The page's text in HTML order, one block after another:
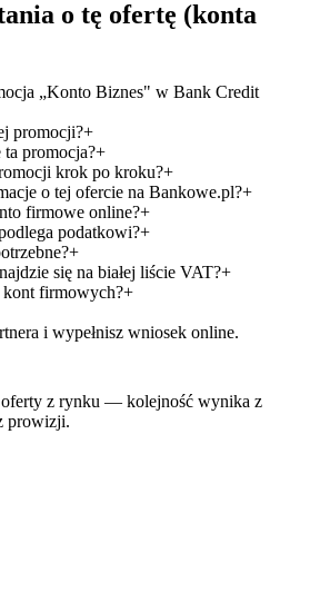
o tę ofertę (konta
„Konto Biznes" w Bank Credit
promocji?+
promocja?+
krok po kroku?+
o tej ofercie na Bankowe.pl?+
firmowe online?+
podatkowi?+
+
się na białej liście VAT?+
firmowych?+
i wypełnisz wniosek online.
z rynku — kolejność wynika z
prowizji.